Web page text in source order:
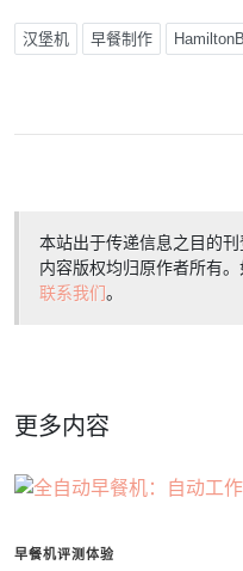
汉堡机 早餐制作
本站出于传递信息之目的刊
内容版权均归原作者所有
联系我们。
更多内容
早餐机评测体验